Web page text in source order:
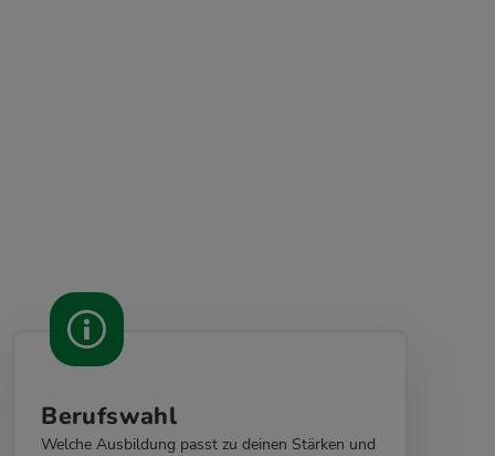
Berufswahl
Welche Ausbildung passt zu deinen Stärken und